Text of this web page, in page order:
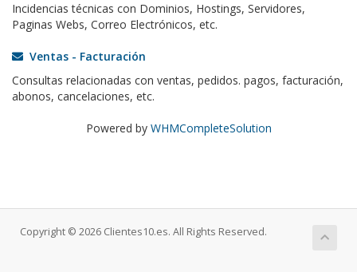
Incidencias técnicas con Dominios, Hostings, Servidores,
Paginas Webs, Correo Electrónicos, etc.
Ventas - Facturación
Consultas relacionadas con ventas, pedidos. pagos, facturación,
abonos, cancelaciones, etc.
Powered by WHMCompleteSolution
Copyright © 2026 Clientes10.es. All Rights Reserved.